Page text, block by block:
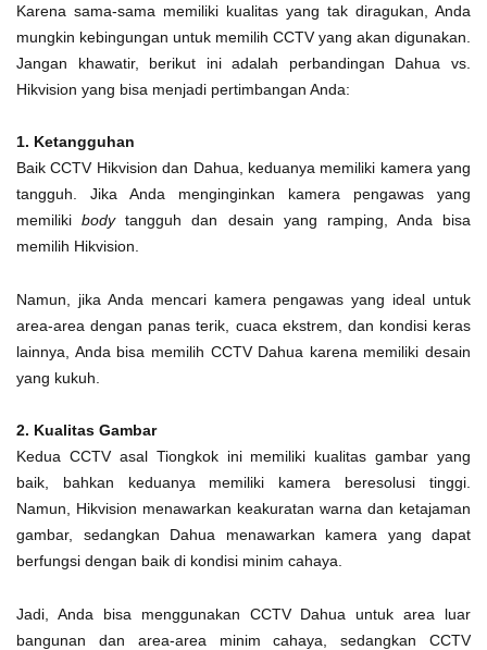
Karena sama-sama memiliki kualitas yang tak diragukan, Anda
mungkin kebingungan untuk memilih CCTV yang akan digunakan.
Jangan khawatir, berikut ini adalah perbandingan Dahua vs.
Hikvision yang bisa menjadi pertimbangan Anda:
1. Ketangguhan
Baik CCTV Hikvision dan Dahua, keduanya memiliki kamera yang
tangguh. Jika Anda menginginkan kamera pengawas yang
memilikibodytangguh dan desain yang ramping, Anda bisa
memilih Hikvision.
Namun, jika Anda mencari kamera pengawas yang ideal untuk
area-area dengan panas terik, cuaca ekstrem, dan kondisi keras
lainnya, Anda bisa memilih CCTV Dahua karena memiliki desain
yang kukuh.
2. Kualitas Gambar
Kedua CCTV asal Tiongkok ini memiliki kualitas gambar yang
baik, bahkan keduanya memiliki kamera beresolusi tinggi.
Namun, Hikvision menawarkan keakuratan warna dan ketajaman
gambar, sedangkan Dahua menawarkan kamera yang dapat
berfungsi dengan baik di kondisi minim cahaya.
Jadi, Anda bisa menggunakan CCTV Dahua untuk area luar
bangunan dan area-area minim cahaya, sedangkan CCTV